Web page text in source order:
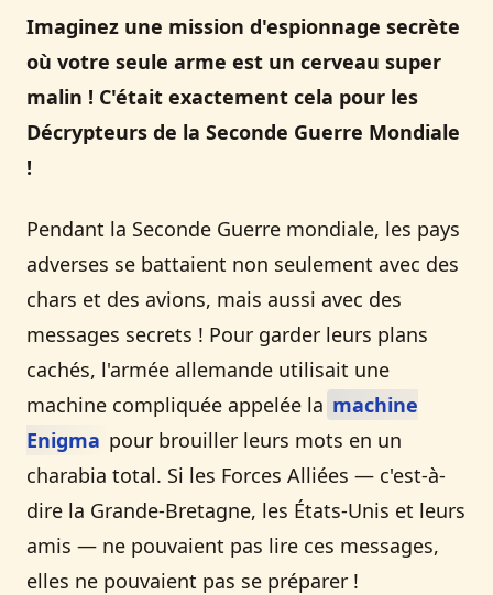
Imaginez une mission d'espionnage secrète
où votre seule arme est un cerveau super
malin ! C'était exactement cela pour les
Décrypteurs de la Seconde Guerre Mondiale
!
Pendant la Seconde Guerre mondiale, les pays
adverses se battaient non seulement avec des
chars et des avions, mais aussi avec des
messages secrets ! Pour garder leurs plans
cachés, l'armée allemande utilisait une
machine compliquée appelée la machine
Enigma pour brouiller leurs mots en un
charabia total. Si les Forces Alliées — c'est-à-
dire la Grande-Bretagne, les États-Unis et leurs
amis — ne pouvaient pas lire ces messages,
elles ne pouvaient pas se préparer !